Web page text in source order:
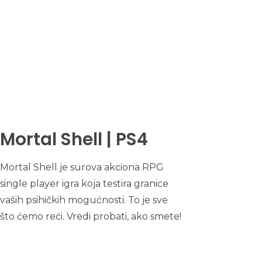
Mortal Shell | PS4
Mortal Shell je surova akciona RPG
single player igra koja testira granice
vaših psihičkih mogućnosti. To je sve
što ćemo reći. Vredi probati, ako smete!